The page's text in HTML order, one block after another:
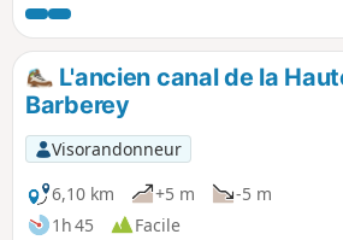
et cultures avec des points de vue
magnifiques sur les marais de Saint
tous proches. Aucune difficulté
ce n'est un peu de boue par temps
L'ancien canal de la
Barberey
Visorandonneur
6,10 km
+5 m
-5 m
1h 45
Facile